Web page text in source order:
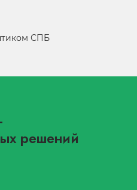
СПБ
решений